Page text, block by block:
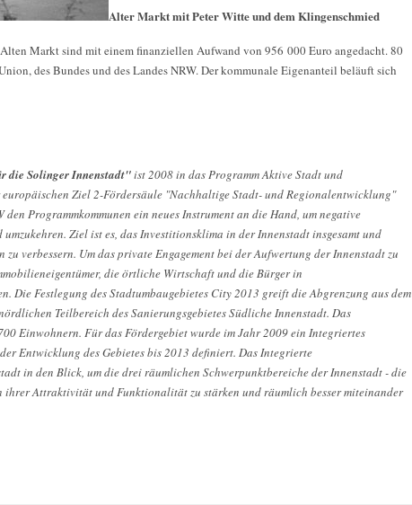
Alter Markt mit Peter Witte und dem Klingenschmied
Markt sind mit einem finanziellen Aufwand von 956 000 Euro angedacht. 80
des Bundes und des Landes NRW. Der kommunale Eigenanteil beläuft sich
die Solinger Innenstadt"ist 2008 in das Programm Aktive Stadt und
Ziel 2-Fördersäule "Nachhaltige Stadt- und Regionalentwicklung"
Programmkommunen ein neues Instrument an die Hand, um negative
Ziel ist es, das Investitionsklima in der Innenstadt insgesamt und
verbessern. Um das private Engagement bei der Aufwertung der Innenstadt zu
die örtliche Wirtschaft und die Bürger in
Die Festlegung des Stadtumbaugebietes City 2013 greift die Abgrenzung aus dem
Teilbereich des Sanierungsgebietes Südliche Innenstadt. Das
Einwohnern. Für das Fördergebiet wurde im Jahr 2009 ein Integriertes
Entwicklung des Gebietes bis 2013 definiert. Das Integrierte
in den Blick, um die drei räumlichen Schwerpunktbereiche der Innenstadt - die
Attraktivität und Funktionalität zu stärken und räumlich besser miteinander